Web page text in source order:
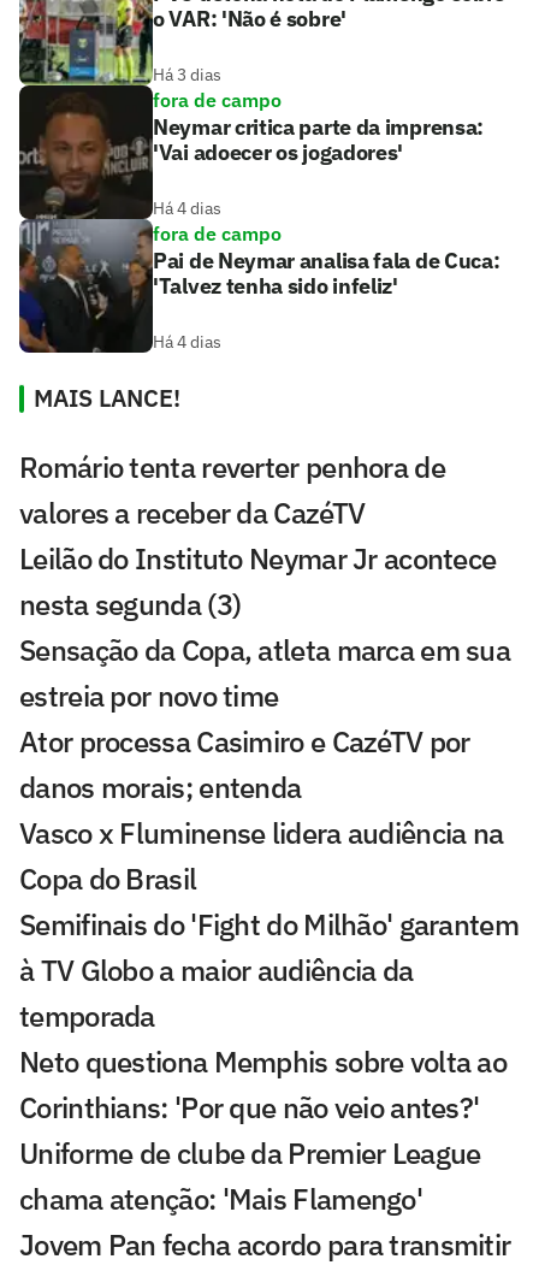
o VAR: 'Não é sobre'
Há 3 dias
fora de campo
Neymar critica parte da imprensa:
'Vai adoecer os jogadores'
Há 4 dias
fora de campo
Pai de Neymar analisa fala de Cuca:
'Talvez tenha sido infeliz'
Há 4 dias
MAIS LANCE!
Romário tenta reverter penhora de
valores a receber da CazéTV
Leilão do Instituto Neymar Jr acontece
nesta segunda (3)
Sensação da Copa, atleta marca em sua
estreia por novo time
Ator processa Casimiro e CazéTV por
danos morais; entenda
Vasco x Fluminense lidera audiência na
Copa do Brasil
Semifinais do 'Fight do Milhão' garantem
à TV Globo a maior audiência da
temporada
Neto questiona Memphis sobre volta ao
Corinthians: 'Por que não veio antes?'
Uniforme de clube da Premier League
chama atenção: 'Mais Flamengo'
Jovem Pan fecha acordo para transmitir